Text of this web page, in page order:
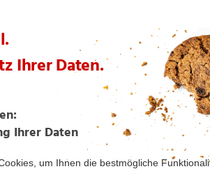
seiner Eigenmarke um bis zu 23 Pro...
NORMA ab März deutlich günstiger / Pads und...
von NORMA in ÖKO-TEST 03/2026 mi...
um bis zu 13 Prozent / Von VILLA GU...
Nachhaltigkeitsbilanz für 2025 / Mehr als...
ab sofort Eis der Eigenmarke RIV...
NORMA-Eigenmarken erneut zahlre...
senkt ab sofort die Preise auf weitere Flei...
ab sofort die Preise auf Gulasch, Sch...